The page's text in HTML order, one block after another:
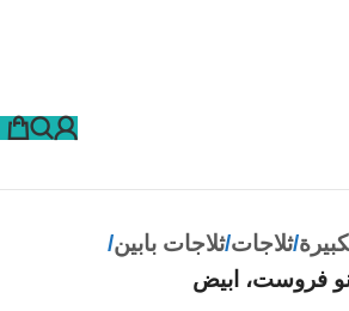
ثلاجات ثلاجات بابين